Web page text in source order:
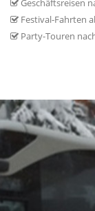
Geschäftsreisen
Festival-Fahrten
Party-Touren